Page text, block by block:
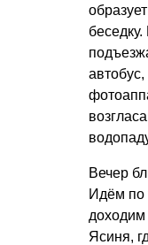
Вечер
Идём по
Ясиня,